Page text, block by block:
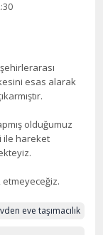
esas alarak
olduğumuz
ile hareket
etmeyeceğiz.
eve taşımacılık